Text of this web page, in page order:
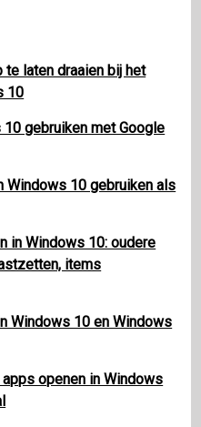
te laten draaien bij het
10
gebruiken met Google
Windows 10 gebruiken als
in Windows 10: oudere
items
Windows 10 en Windows
openen in Windows